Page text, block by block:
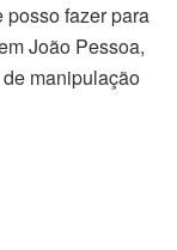
posso fazer para
João Pessoa,
manipulação